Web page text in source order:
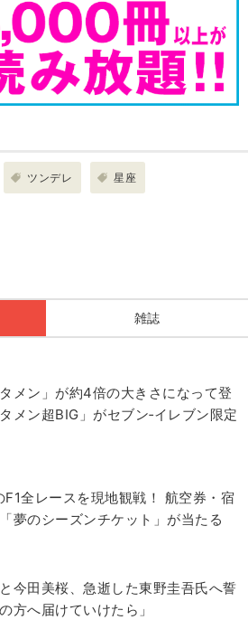
ツンデレ 星座
雑誌
メン」が約4倍の大きさになって登
メン超BIG」がセブン‐イレブン限定
全レースを現地観戦！ 航空券・宿
夢のシーズンチケット」が当たる
今田美桜、急逝した東野圭吾氏へ誓
方へ届けていけたら」